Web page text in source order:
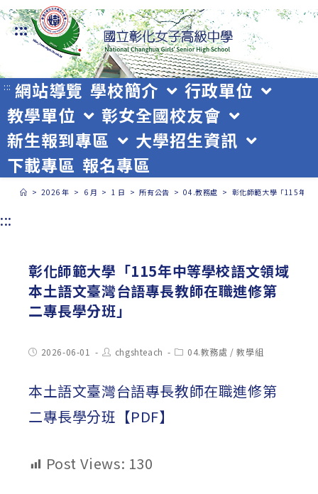
跳
轉
至
主
要
內
容
:::
::: 網站導覽 學校簡介
行政單位
教學單位
彰女全國校友會
新生報到專區
大學招生資訊
下載專區 報名專區
> 2026 年 > 6 月 > 1 日 > 所有公告 > 04.教務處 > 彰化師範大學「115年中
:::
彰化師範大學「115年中等學校語文領域
本土語文臺灣台語專長教師在職進修第
二專長學分班」
Post2026-06-01
Post
author:
chgshteach
Post04.教務處 / 教學組
本土語文臺灣台語專長教師在職進修第
二專長學分班【PDF】
Post Views: 130